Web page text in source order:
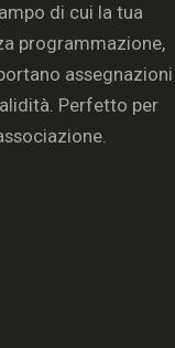
di cui la tua
programmazione,
assegnazioni
Perfetto per